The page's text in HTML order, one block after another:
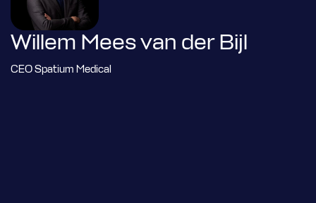
Willem Mees van der Bijl
CEO Spatium Medical